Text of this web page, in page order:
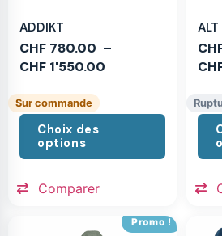
ADDIKT
CHF 780.00 –
CHF 1'550.00
Sur commande
Choix des
options
Comparer
Promo !